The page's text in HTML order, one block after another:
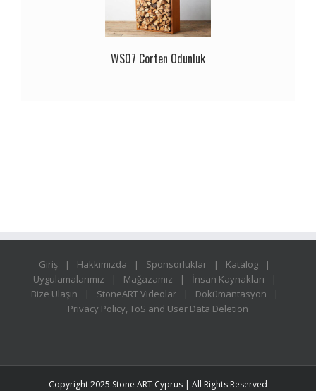
WS07 Corten Odunluk
Giriş Hakkımızda Sponsorluklar
Katalog
Uygulamalarımız
Mağazamız
İnsan Kaynakları
Bize Ulaşın
StoneART Videolar
Dokümantasyon
Privacy Policy, ToS and User Data Deletion
Copyright 2025 Stone ART Cyprus | All Rights Reserved